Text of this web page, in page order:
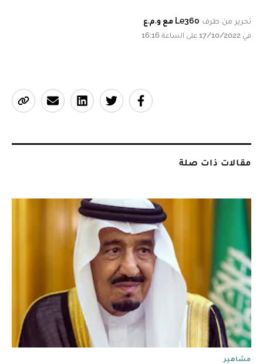
تحرير من طرف Le360 مع و.م.ع
في 17/10/2022 على الساعة 16:16
مقالات ذات صلة
مشاهير